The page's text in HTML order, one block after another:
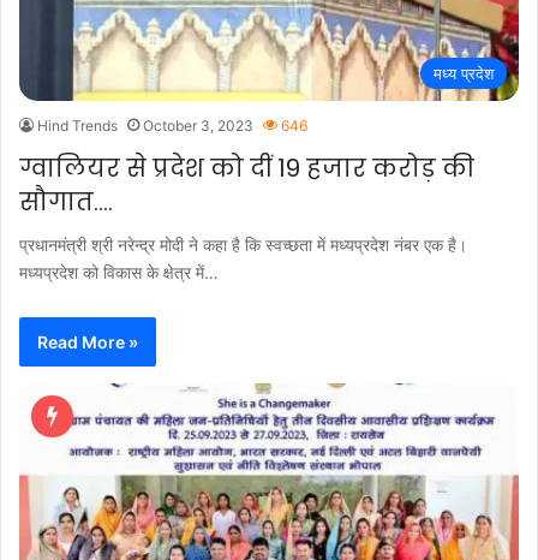
मध्य प्रदेश
Hind Trends October 3, 2023 646
ग्वालियर से प्रदेश को दीं 19 हजार करोड़ की
सौगात….
प्रधानमंत्री श्री नरेन्द्र मोदी ने कहा है कि स्वच्छता में मध्यप्रदेश नंबर एक है।
मध्यप्रदेश को विकास के क्षेत्र में…
Read More »